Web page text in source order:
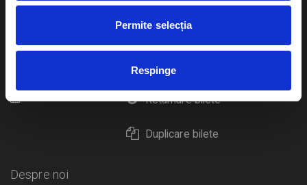
Permite selecția
Respinge
eBilet printat acasa
Livrare prin curier
Returnare bilete
Duplicare bilete
Cultura
Calendar
Despre noi